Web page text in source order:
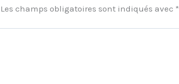
Les champs obligatoires sont indiqués avec *